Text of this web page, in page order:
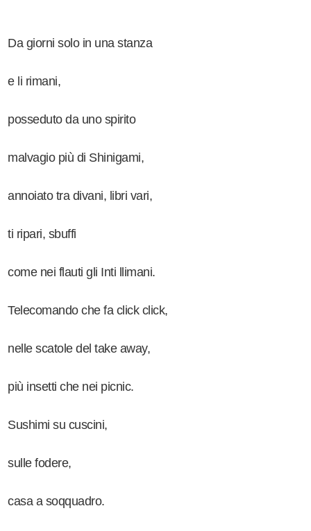
Da giorni solo in una stanza
e li rimani,
posseduto da uno spirito
malvagio più di Shinigami,
annoiato tra divani, libri vari,
ti ripari, sbuffi
come nei flauti gli Inti llimani.
Telecomando che fa click click,
nelle scatole del take away,
più insetti che nei picnic.
Sushimi su cuscini,
sulle fodere,
casa a soqquadro.